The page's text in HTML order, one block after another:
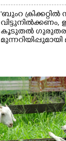
'ബുംറ ക്രിക്കറ്റിൽ
വിട്ടുനിൽക്കണം,
കൂടുതൽ